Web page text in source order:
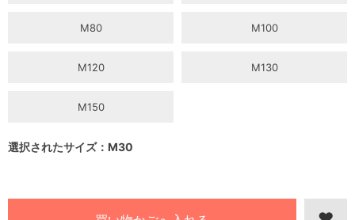
M80 M100
M120 M130
M150
選択されたサイズ：M30